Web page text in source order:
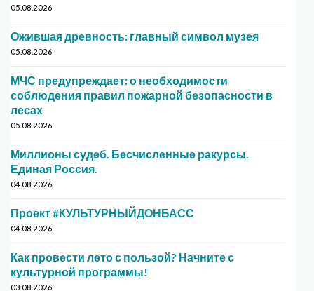
05.08.2026
Ожившая древность: главный символ музея
05.08.2026
МЧС предупреждает: о необходимости
соблюдения правил пожарной безопасности в
лесах
05.08.2026
Миллионы судеб. Бесчисленные ракурсы.
Единая Россия.
04.08.2026
Проект #КУЛЬТУРНЫЙДОНБАСС
04.08.2026
Как провести лето с пользой? Начните с
культурной программы!
03.08.2026